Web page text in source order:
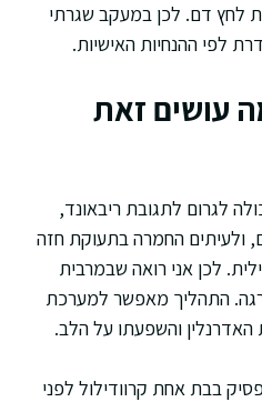
לחץ דם. לכן במעקב שגרתי
לפי ההנחיות האישיות.
עושים זאת
לגרום לתגובת ריבאונד,
ולעיתים החמרה בתעוקת חזה
לכן אני רואה שבמרבית
התהליך מאפשר למערכת
והשפעתו על הלב.
בבת אחת קרוודילול לפני